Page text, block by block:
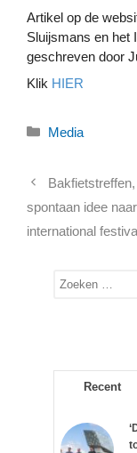
Artikel op de
Sluijsmans en het
geschreven door
Klik HIER
Categorieën
Media
spontaan idee naar
international
Zoek
Recent